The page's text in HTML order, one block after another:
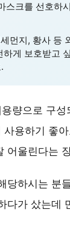
스크를 선호하
먼지, 황사 등
게 보호받고
량으로 구성
용하기 좋
어울린다는
당하시는 분
다가 샀는데